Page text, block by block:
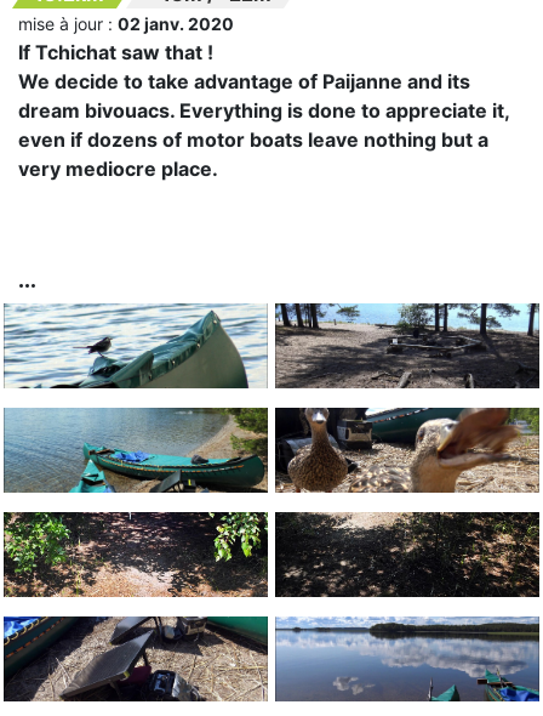
mise à jour : 02 janv. 2020
If Tchichat saw that !
We decide to take advantage of Paijanne and its
dream bivouacs. Everything is done to appreciate it,
even if dozens of motor boats leave nothing but a
very mediocre place.